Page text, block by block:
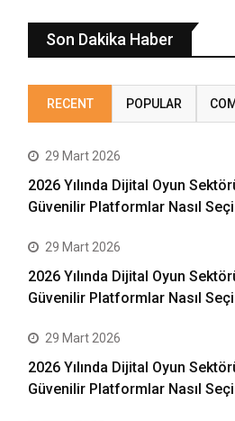
Son Dakika Haber
RECENT POPULAR
29 Mart 2026
2026 Yılında Dijital Oyun
Güvenilir Platformlar Nasıl
29 Mart 2026
2026 Yılında Dijital Oyun
Güvenilir Platformlar Nasıl
29 Mart 2026
2026 Yılında Dijital Oyun
Güvenilir Platformlar Nasıl